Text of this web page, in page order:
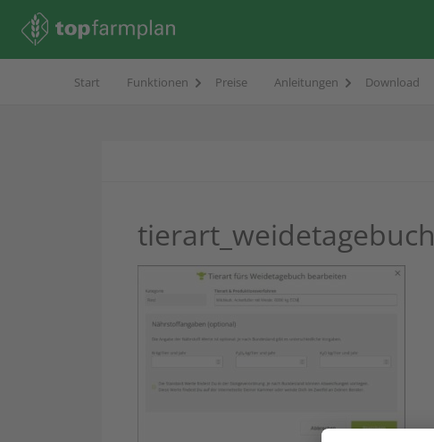
Start Funktionen Preise Anleitungen Download
tierart_weidetagebuch